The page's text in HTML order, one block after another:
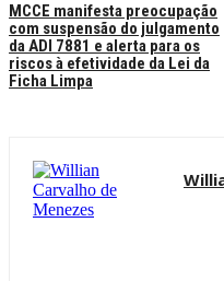
MCCE manifesta preocupação
com suspensão do julgamento
da ADI 7881 e alerta para os
riscos à efetividade da Lei da
Ficha Limpa